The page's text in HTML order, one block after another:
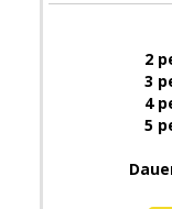
2
3
4
5